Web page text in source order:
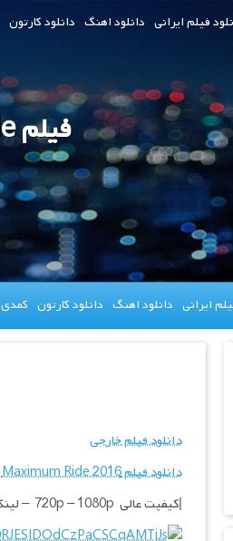
فیلم ایرانی دانلود اهنگ دانلود کارتون
فیلم Maximum Ride
ایرانی دانلود اهنگ دانلود کارتون کمدی
دانلود فیلم خارجی
دانلود فیلم Maximum Ride 2016
|کیفیت عالی 720p – 1080p – لینک مستقیم رایگان و بدون محدودیت|